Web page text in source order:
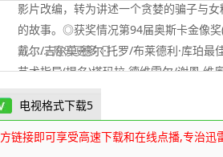
影片改编，转为讲述一个贪婪的骗子与
的故事。◎获奖情况第94届奥斯卡金像奖
戴尔/吉尔莫·德尔·托罗/布莱德利·库珀最
艺术指导(提名)塔玛拉·德维雷尔/谢恩·维
凯拉第75届英国电影学院奖(2022)电影
装设计(提名)电影奖最佳艺术指导(提名)
影奖最佳女配角(提名)凯特·布兰切特第
.......... 展开更多
电视格式下载5
链接即可享受高速下载和在线点播,专治迅